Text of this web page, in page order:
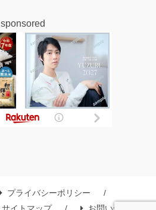
sponsored
プライバシーポリシー